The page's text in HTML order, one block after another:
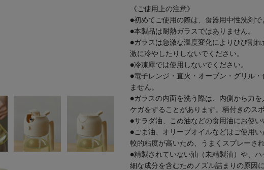
《ご使用上の注意》
●初めてご使用の際は、食器用中性洗剤で
●本製品は耐熱ガラスではありません。
●ガラスは急激な温度変化によりひび割
激に冷やしたりしないでください。
●冷凍庫では使用しないでください。
●電子レンジ・直火・オーブン・グリル
ません。
●ガラスの内面を洗う際は、内側から力
ケガをすることがあります。柄付きのス
●サラダ油、こめ油などの食用油にお使い
●ごま油、オリーブオイルなどはご使用
較的粘度が高いため、うまくスプレーさ
●精製されていない油（未精製油）や、
細な成分を含むためノズル詰まりの原因